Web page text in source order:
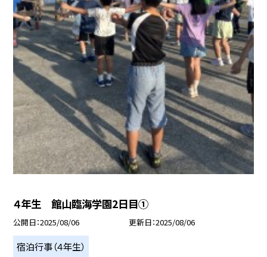
４年生 館山臨海学園2日目①
公開日 2025/08/06 更新日 2025/08/06
宿泊行事（４年生）